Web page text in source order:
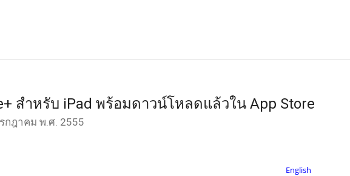
สำหรับ iPad พร้อมดาวน์โหลดแล้วใน App Store
กฎาคม พ.ศ. 2555
English